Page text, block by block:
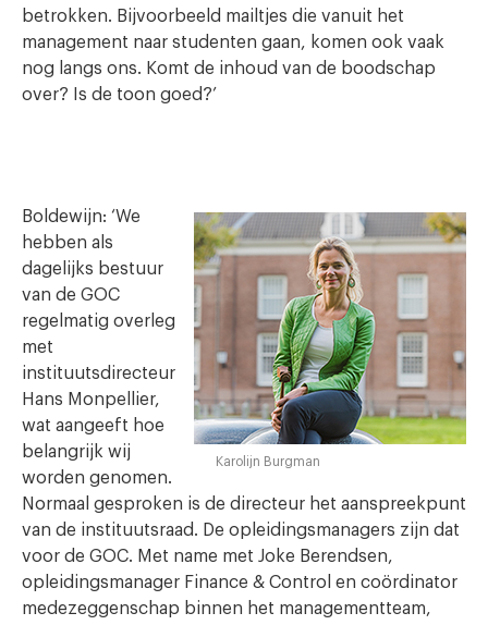
betrokken. Bijvoorbeeld mailtjes die vanuit het
management naar studenten gaan, komen ook vaak
nog langs ons. Komt de inhoud van de boodschap
over? Is de toon goed?’
Karolijn Burgman
Boldewijn: ‘We
hebben als
dagelijks bestuur
van de GOC
regelmatig overleg
met
instituutsdirecteur
Hans Monpellier,
wat aangeeft hoe
belangrijk wij
worden genomen.
Normaal gesproken is de directeur het aanspreekpunt
van de instituutsraad. De opleidingsmanagers zijn dat
voor de GOC. Met name met Joke Berendsen,
opleidingsmanager Finance & Control en coördinator
medezeggenschap binnen het managementteam,